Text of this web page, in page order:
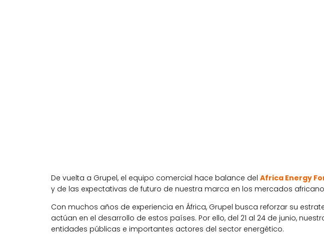
De vuelta a Grupel, el equipo comercial hace balance del Africa Energy
y de las expectativas de futuro de nuestra marca en los mercados
Con muchos años de experiencia en África, Grupel busca reforzar su
actúan en el desarrollo de estos países. Por ello, del 21 al 24 de junio,
entidades públicas e importantes actores del sector energético.